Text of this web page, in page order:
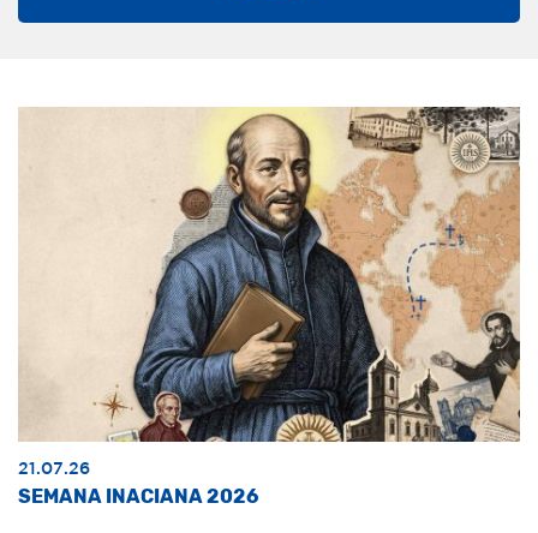
21.07.26
SEMANA INACIANA 2026